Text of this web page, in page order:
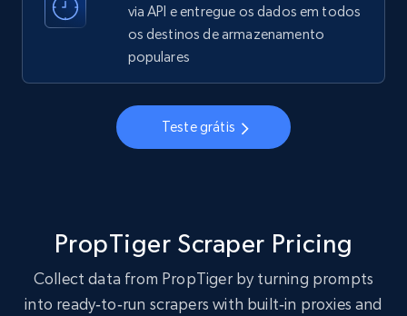
Crunchbase companies information
Name, URL, ID, Cb rank, Region, About,
Industries, Operating status, and more.
1.6K+ Comece grátis
Name, URL, ID, Cb rank, Region, About,
Industries, Operating status, and more.
via API e entregue os dados em todos
os destinos de armazenamento
populares
Teste grátis
PropTiger Scraper Pricing
Collect data from PropTiger by turning prompts
into ready‑to‑run scrapers with built‑in proxies and